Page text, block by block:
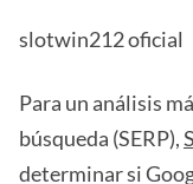
slotwin212 oficial
Para un análisis
búsqueda (SERP),
determinar si